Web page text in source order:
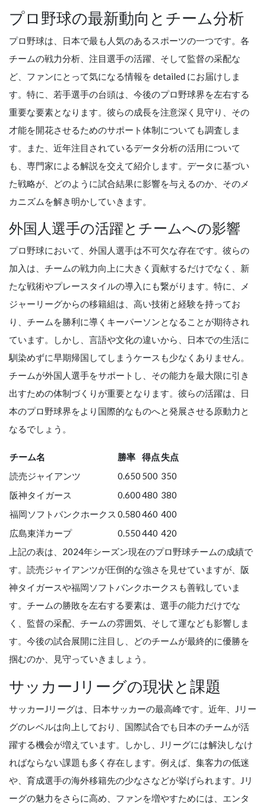
プロ野球の最新動向とチーム分析
プロ野球は、日本で最も人気のあるスポーツの一つです。各
チームの戦力分析、注目選手の活躍、そして監督の采配な
ど、ファンにとって気になる情報を detailed にお届けしま
す。特に、若手選手の台頭は、今後のプロ野球界を左右する
重要な要素となります。彼らの成長を注意深く見守り、その
才能を開花させるためのサポート体制についても調査しま
す。また、近年注目されているデータ分析の活用について
も、専門家による解説を交えて紹介します。データに基づい
た戦略が、どのように試合結果に影響を与えるのか、そのメ
カニズムを解き明かしていきます。
外国人選手の活躍とチームへの影響
プロ野球において、外国人選手は不可欠な存在です。彼らの
加入は、チームの戦力向上に大きく貢献するだけでなく、新
たな戦術やプレースタイルの導入にも繋がります。特に、メ
ジャーリーグからの移籍組は、高い技術と経験を持ってお
り、チームを勝利に導くキーパーソンとなることが期待され
ています。しかし、言語や文化の違いから、日本での生活に
馴染めずに早期帰国してしまうケースも少なくありません。
チームが外国人選手をサポートし、その能力を最大限に引き
出すための体制づくりが重要となります。彼らの活躍は、日
本のプロ野球界をより国際的なものへと発展させる原動力と
なるでしょう。
チーム名 勝率 得点失点
読売ジャイアンツ
0.650 500 350
阪神タイガース
0.600480 380
福岡ソフトバンクホークス 0.580460 400
広島東洋カープ
0.550440 420
上記の表は、2024年シーズン現在のプロ野球チームの成績で
す。読売ジャイアンツが圧倒的な強さを見せていますが、阪
神タイガースや福岡ソフトバンクホークスも善戦していま
す。チームの勝敗を左右する要素は、選手の能力だけでな
く、監督の采配、チームの雰囲気、そして運なども影響しま
す。今後の試合展開に注目し、どのチームが最終的に優勝を
掴むのか、見守っていきましょう。
サッカーJリーグの現状と課題
サッカーJリーグは、日本サッカーの最高峰です。近年、Jリー
グのレベルは向上しており、国際試合でも日本のチームが活
躍する機会が増えています。しかし、Jリーグには解決しなけ
ればならない課題も多く存在します。例えば、集客力の低迷
や、育成選手の海外移籍先の少なさなどが挙げられます。Jリ
ーグの魅力をさらに高め、ファンを増やすためには、エンタ